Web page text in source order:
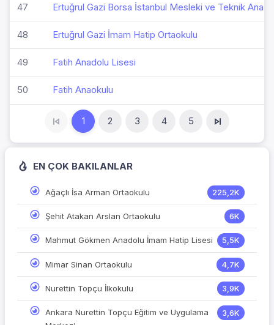
47 Ertuğrul Gazi Borsa İstanbul Mesleki ve Teknik
48 Ertuğrul Gazi İmam Hatip Ortaokulu
49 Fatih Anadolu Lisesi
50 Fatih Anaokulu
1 2 3 4 5
EN ÇOK BAKILANLAR
Ağaçlı İsa Arman Ortaokulu 225,2K
Şehit Atakan Arslan Ortaokulu 6K
Mahmut Gökmen Anadolu İmam Hatip Lisesi 5,5K
Mimar Sinan Ortaokulu 4,7K
Nurettin Topçu İlkokulu 3,9K
Ankara Nurettin Topçu Eğitim ve Uygulama
3,6K